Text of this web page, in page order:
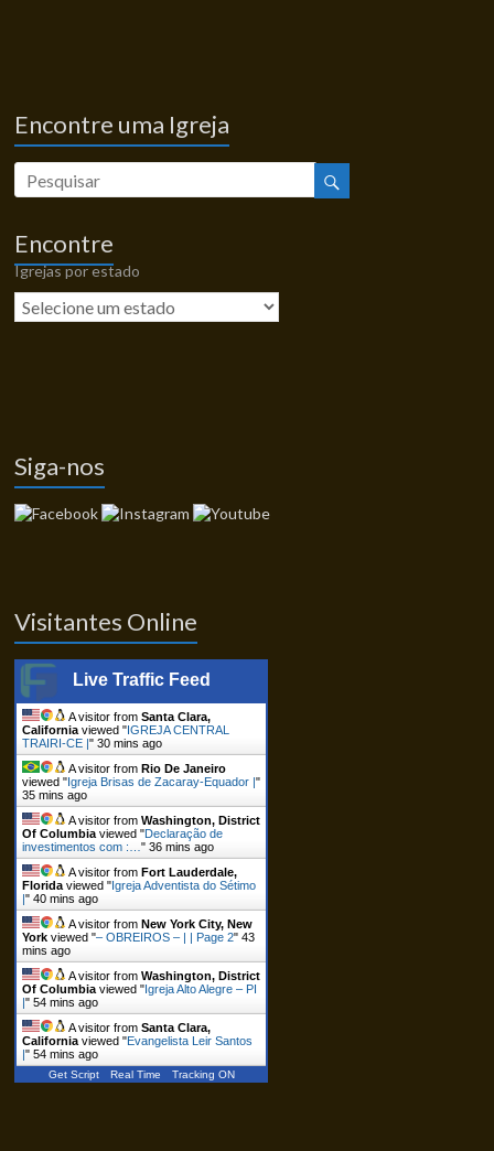
Encontre uma Igreja
Encontre
Igrejas por estado
Siga-nos
Visitantes Online
Live Traffic Feed
A visitor fromSanta Clara,
California viewed "IGREJA CENTRAL
TRAIRI-CE |"30 mins ago
A visitor fromRio De Janeiro
viewed "Igreja Brisas de Zacaray-Equador |"
35 mins ago
A visitor fromWashington, District
Of Columbia viewed "Declaração de
investimentos com :…"36 mins ago
A visitor fromFort Lauderdale,
Florida viewed "Igreja Adventista do Sétimo
|"40 mins ago
A visitor fromNew York City, New
York viewed "– OBREIROS – | | Page 2"43
mins ago
A visitor fromWashington, District
Of Columbia viewed "Igreja Alto Alegre – PI
|"54 mins ago
A visitor fromSanta Clara,
California viewed "Evangelista Leir Santos
|"54 mins ago
Get Script Real Time Tracking ON